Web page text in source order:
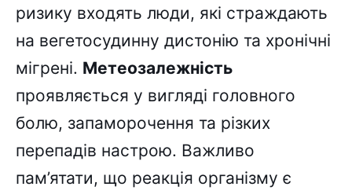
ризику входять люди, які страждають
на вегетосудинну дистонію та хронічні
мігрені. Метеозалежність
проявляється у вигляді головного
болю, запаморочення та різких
перепадів настрою. Важливо
пам’ятати, що реакція організму є